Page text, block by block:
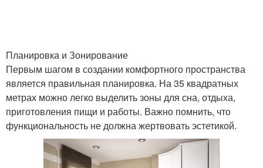
Планировка и Зонирование
Первым шагом в создании комфортного пространства
является правильная планировка. На 35 квадратных
метрах можно легко выделить зоны для сна, отдыха,
приготовления пищи и работы. Важно помнить, что
функциональность не должна жертвовать эстетикой.